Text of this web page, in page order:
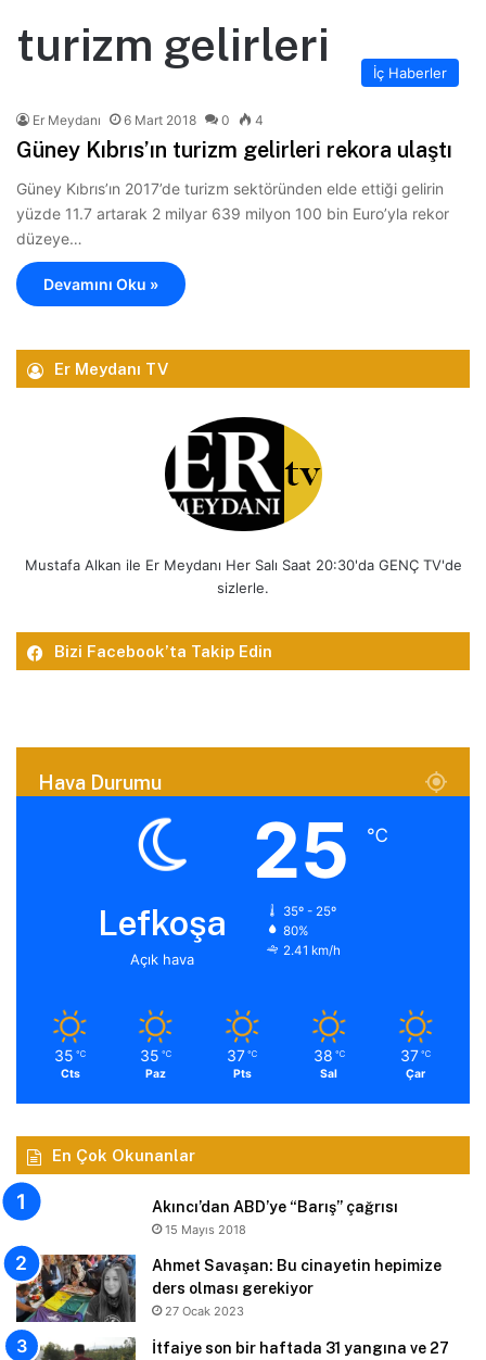
turizm gelirleri
İç Haberler
Er Meydanı 6 Mart 2018 0 4
Güney Kıbrıs’ın turizm gelirleri rekora ulaştı
Güney Kıbrıs’ın 2017’de turizm sektöründen elde ettiği gelirin
yüzde 11.7 artarak 2 milyar 639 milyon 100 bin Euro’yla rekor
düzeye…
Devamını Oku »
Er Meydanı TV
Mustafa Alkan ile Er Meydanı Her Salı Saat 20:30'da GENÇ TV'de
sizlerle.
Bizi Facebook’ta Takip Edin
Hava Durumu
Lefkoşa
Açık hava
25 ℃
35º - 25º
80%
2.41 km/h
35 ℃
Cts
35 ℃
Paz
37 ℃
Pts
38 ℃
Sal
37 ℃
Çar
En Çok Okunanlar
Akıncı’dan ABD’ye “Barış” çağrısı
15 Mayıs 2018
Ahmet Savaşan: Bu cinayetin hepimize
ders olması gerekiyor
27 Ocak 2023
İtfaiye son bir haftada 31 yangına ve 27